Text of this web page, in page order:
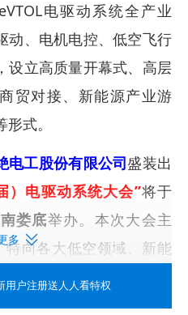
电驱动系统全产业
动、电机电控、低空飞行
设立高质量开幕式、高层
贸对接、新能源产业游
式。
电工股份有限公司盛装出
）电驱动系统大会”将于
娄底举办。本次大会主
特向各大低空领域、新能
，与行业大咖一起，共
电驱动系统大会打造成为
多
用户注册送人人看特权